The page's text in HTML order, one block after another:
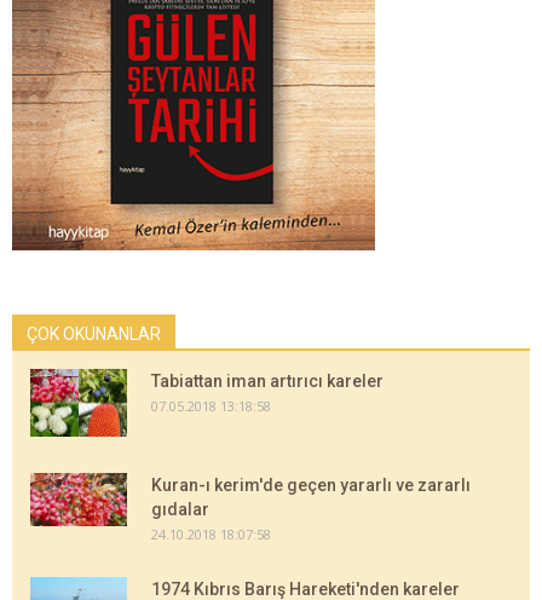
ÇOK OKUNANLAR
Tabiattan iman artırıcı kareler
07.05.2018 13:18:58
Kuran-ı kerim'de geçen yararlı ve zararlı
gıdalar
24.10.2018 18:07:58
1974 Kıbrıs Barış Hareketi'nden kareler